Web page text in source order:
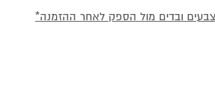
צבעים ובדים מול הספק לאחר ההזמנה*